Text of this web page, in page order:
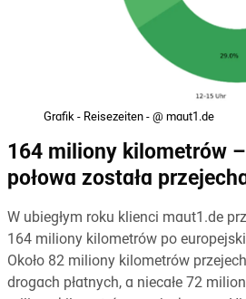
Grafik - Reisezeiten - @ maut1.de
164 miliony kilometrów
połowa została
W ubiegłym roku klienci maut1.de
164 miliony kilometrów po
Około 82 miliony kilometrów
drogach płatnych, a niecałe 72